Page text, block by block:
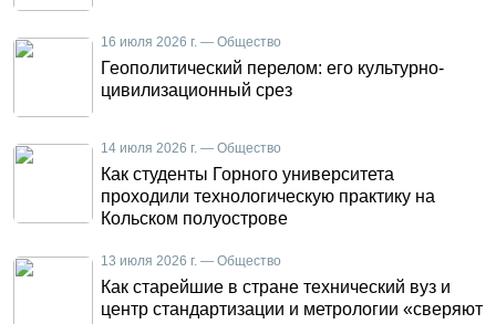
16 июля 2026 г. — Общество
Геополитический перелом: его культурно-
цивилизационный срез
14 июля 2026 г. — Общество
Как студенты Горного университета
проходили технологическую практику на
Кольском полуострове
13 июля 2026 г. — Общество
Как старейшие в стране технический вуз и
центр стандартизации и метрологии «сверяют